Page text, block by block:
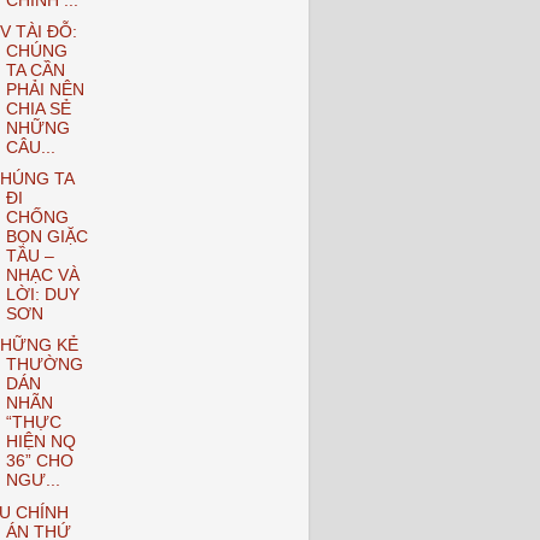
TÀI ĐỖ:
CHÚNG
TA CẦN
PHẢI NÊN
CHIA SẺ
NHỮNG
CÂU...
TA
ĐI
CHỐNG
BỌN GIẶC
TẦU –
NHẠC VÀ
LỜI: DUY
SƠN
KẺ
THƯỜNG
DÁN
NHÃN
“THỰC
HIỆN NQ
36” CHO
NGƯ...
CHÍNH
ÁN THỨ